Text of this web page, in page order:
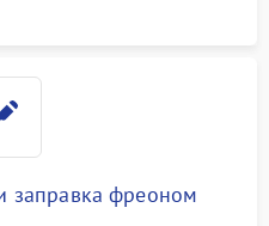
заправка фреоном